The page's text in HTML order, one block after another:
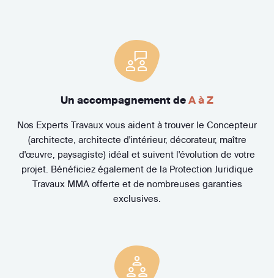
Un accompagnement de A à Z
Nos Experts Travaux vous aident à trouver le Concepteur
(architecte, architecte d'intérieur, décorateur, maître
d'œuvre, paysagiste) idéal et suivent l'évolution de votre
projet. Bénéficiez également de la Protection Juridique
Travaux MMA offerte et de nombreuses garanties
exclusives.